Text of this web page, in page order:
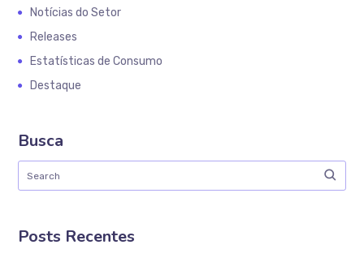
Notícias do Setor
Releases
Estatísticas de Consumo
Destaque
Busca
Posts Recentes